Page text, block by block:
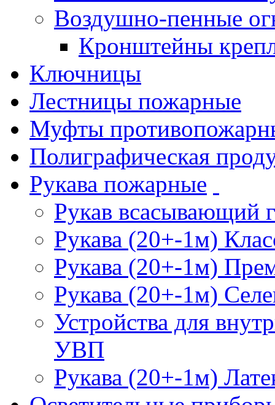
Воздушно-пенные
Кронштейны
Ключницы
Лестницы пожарные
Муфты
Полиграфическая
Рукава пожарные
Рукав всасывающий
Рукава (20+-1м)
Рукава (20+-1м)
Рукава (20+-1м)
Устройства для
УВП
Рукава (20+-1м)